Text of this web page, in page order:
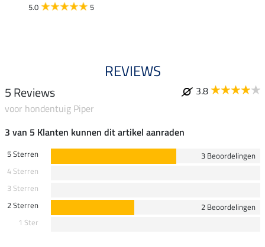
5.0 5
REVIEWS
5 Reviews
3.8
voor hondentuig Piper
3 van 5 Klanten kunnen dit artikel aanraden
5 Sterren
3 Beoordelingen
4 Sterren
3 Sterren
2 Sterren
2 Beoordelingen
1 Ster